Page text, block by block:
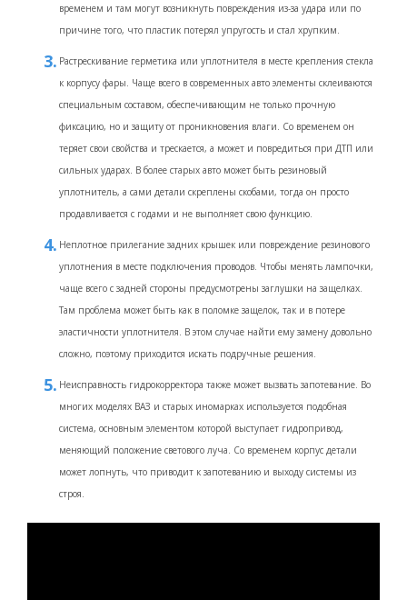
временем и там могут возникнуть повреждения из-за удара или по
причине того, что пластик потерял упругость и стал хрупким.
Растрескивание герметика или уплотнителя в месте крепления стекла
к корпусу фары. Чаще всего в современных авто элементы склеиваются
специальным составом, обеспечивающим не только прочную
фиксацию, но и защиту от проникновения влаги. Со временем он
теряет свои свойства и трескается, а может и повредиться при ДТП или
сильных ударах. В более старых авто может быть резиновый
уплотнитель, а сами детали скреплены скобами, тогда он просто
продавливается с годами и не выполняет свою функцию.
Неплотное прилегание задних крышек или повреждение резинового
уплотнения в месте подключения проводов. Чтобы менять лампочки,
чаще всего с задней стороны предусмотрены заглушки на защелках.
Там проблема может быть как в поломке защелок, так и в потере
эластичности уплотнителя. В этом случае найти ему замену довольно
сложно, поэтому приходится искать подручные решения.
Неисправность гидрокорректора также может вызвать запотевание. Во
многих моделях ВАЗ и старых иномарках используется подобная
система, основным элементом которой выступает гидропривод,
меняющий положение светового луча. Со временем корпус детали
может лопнуть, что приводит к запотеванию и выходу системы из
строя.